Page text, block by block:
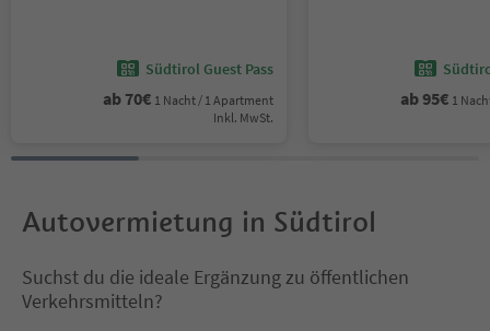
Südtirol Guest Pass
ab 70€ 1 Nacht / 1 Apartment
Inkl. MwSt.
ab95€ 1
Autovermietung in Südtirol
Suchst du die ideale Ergänzung zu öffentlichen
Verkehrsmitteln?